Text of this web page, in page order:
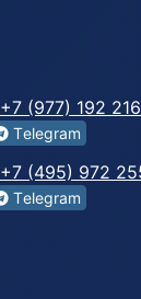
+7 (977) 192
Tеlegrаm
+7 (495) 972
Tеlegrаm